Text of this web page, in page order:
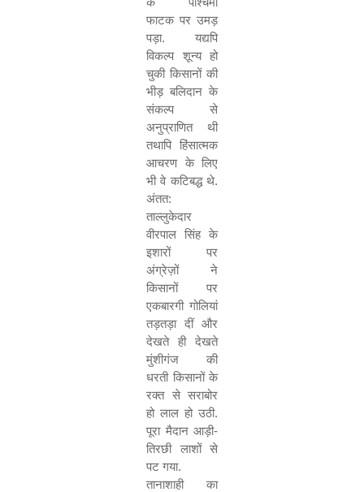
फाटक पर उमड़
पड़ा. यद्यपि
विकल्प शून्य हो
चुकी किसानों की
भीड़ बलिदान के
संकल्प से
अनुप्राणित थी
तथापि हिंसात्मक
आचरण के लिए
भी वे कटिबद्ध थे.
अंतत:
ताल्लुकेदार
वीरपाल सिंह के
इशारों पर
अंग्रेज़ों ने
किसानों पर
एकबारगी गोलियां
तड़तड़ा दीं और
देखते ही देखते
मुंशीगंज की
धरती किसानों के
रक्त से सराबोर
हो लाल हो उठी.
पूरा मैदान आड़ी-
तिरछी लाशों से
पट गया.
तानाशाही का